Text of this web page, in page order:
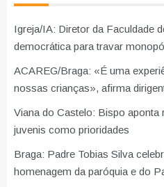
Igreja/IA: Diretor da Faculdade
democrática para travar
ACAREG/Braga: «É uma
nossas crianças», afirma
Viana do Castelo: Bispo aponta
juvenis como prioridades
Braga: Padre Tobias Silva
homenagem da paróquia e do